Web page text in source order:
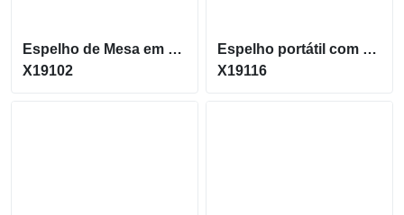
Espelho de Mesa em MDF Montável com moldura X19102
X19102
Espelho portátil com moldura em plástico ABS X19116
X19116